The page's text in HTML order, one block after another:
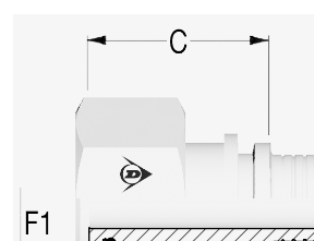
UTGÅENDE PRODUKTER
SKAPA PROFIL